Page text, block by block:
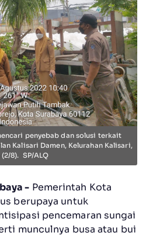
penyebab dan solusi terkait
Kalisari Damen, Kelurahan Kalisari,
8). SP/ALQ
- Pemerintah Kota
berupaya untuk
pencemaran sungai
munculnya busa atau bui